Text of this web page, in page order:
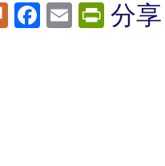
PlurkFacebook
Email分享